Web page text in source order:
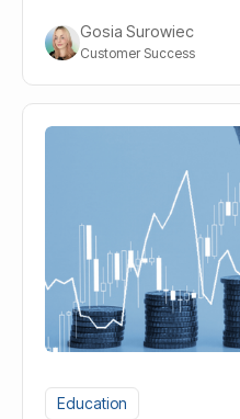
overweldigend
vaak geleidelijke
Gosia Surowiec
Customer Success
Education